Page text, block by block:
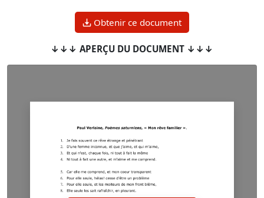
Obtenir ce document
↓↓↓ APERÇU DU DOCUMENT ↓↓↓